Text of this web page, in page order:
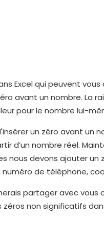
Excel qui peuvent vous
avant un nombre. La
pour le nombre lui-
un zéro avant un
d’un nombre réel.
nous devons ajouter
numéro de téléphone,
partager avec
non significatifs